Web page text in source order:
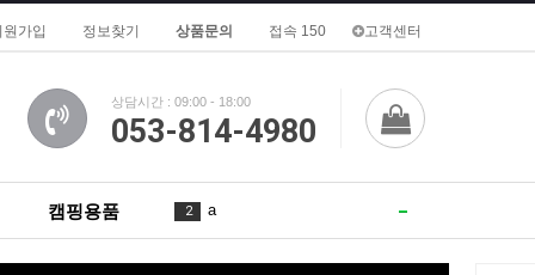
원가입 정보찾기 상품문의 접속 150 고객센터
상담시간 : 09:00 - 18:00
053-814-4980
3 in
캠핑용품